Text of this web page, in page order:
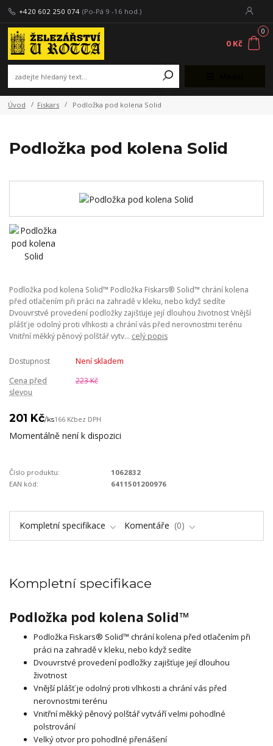
+420 602 250 074 (Po-Pá 9 -16 hod.)
0
0 Kč
Úvod Fiskars Podložka pod kolena Solid
Podložka pod kolena Solid
Podložka pod kolena Solid™ Podložka Fiskars® Solid™ chrání kolena
před otlačením při práci na zahradě v kleku, nebo když sedíte
Dvouvrstvé provedení podložky zajišťuje její dlouhou životnost Vnější
plášť je odolný proti vlhkosti a chrání vás před nerovnostmi terénu
Vnitřní měkký pěnový polštář vytv... celý popis
Dostupnost
Není skladem
Cena před
slevou
223 Kč
201 Kč/ks166 Kčbez DPH
Momentálně není k dispozici
Číslo produktu:
1062832
EAN kód:
6411501200976
Kompletní specifikace Komentáře 0
Kompletní specifikace
Podložka pod kolena Solid™
Podložka Fiskars® Solid™ chrání kolena před otlačením při
práci na zahradě v kleku, nebo když sedíte
Dvouvrstvé provedení podložky zajišťuje její dlouhou
životnost
Vnější plášť je odolný proti vlhkosti a chrání vás před
nerovnostmi terénu
Vnitřní měkký pěnový polštář vytváří velmi pohodlné
polstrování
Velký otvor pro pohodlné přenášení